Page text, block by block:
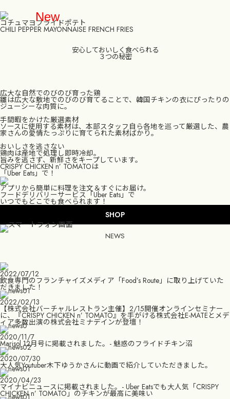
GRAND MENU
SHOP
FOOD BRAND SHARING SERVICE
MOBILE ORDER
RECRUIT
CONTACT
New
コチュマヨフライドポテト
CHILI PEPPER MAYONNAISE FRENCH FRIES
安心しておいしく食べられる
３つの秘密
広大な自然でのびのび育った鶏
雛は広大な敷地でのびのび育てることで、韓国チキンの衣にぴったりの
ジューシーな肉質に。
手間暇をかけた厳選素材
ソースに使用する素材は、本部スタッフ自ら各地を巡って厳選した、農
家さんの愛情たっぷりに育てられた素材ばかり。
おいしさを逃さない
鶏肉は産地で処理し即時冷却。
旨みを逃さず、新鮮さをキープしています。
CRISPY CHICKEN n’ TOMATOは
「Uber Eats」で！
アプリから簡単に料理を注文＆すぐにお届け。
フードデリバリーサービス「Uber Eats」で
いつでもどこでも食べられます！
SHOP
NEWS
2022/07/12
飲食専門のフランチャイズメディア「Food’s Route」に取り上げていた
だきました！
2022/02/13
【株式会社バーチャルレストラン主催】2/15開催オンラインセミナー
に、『CRISPY CHICKEN n’ TOMATO』を手がける株式会社E-MATEとメデ
ィア多数出演の株式会社ミナデインが登壇！
2020/11/7
Marisol 12月号に掲載されました。- 魅惑のフライドチキン沼
2020/07/30
大人気Youtuber木下ゆうかさんに動画で紹介していただきました。
2020/04/23
マイナビニュースに掲載されました。- Uber Eatsでも大人気「CRISPY
CHICKEN n’ TOMATO」のチキンが最高に美味い